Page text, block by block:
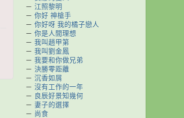
－ 江照黎明
－ 你好 神槍手
－ 你好呀 我的橘子戀人
－ 你是人間理想
－ 我叫趙甲第
－ 我叫劉金鳳
－ 我要和你做兄弟
－ 決勝零距離
－ 沉香如屑
－ 沒有工作的一年
－ 良辰好景知幾何
－ 妻子的選擇
－ 尚食